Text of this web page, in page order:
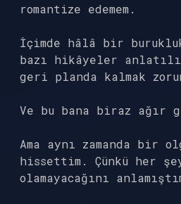
romantize edemem.
İçimde hâlâ bir
bazı hikâyeler
geri planda kalmak
Ve bu bana biraz ağır
Ama aynı zamanda bir
hissettim. Çünkü her
olamayacağını